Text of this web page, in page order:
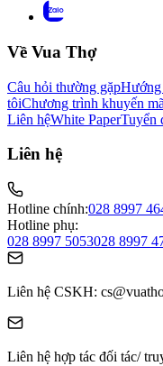
Về Vua Thợ
Câu hỏi thường gặpHướng
tôiChương trình khuyến
Liên hệWhite PaperTuyển
Liên hệ
Hotline chính:028 8997
Hotline phụ:
028 8997 5053028 8997
Liên hệ CSKH:
Liên hệ hợp tác đối tác/